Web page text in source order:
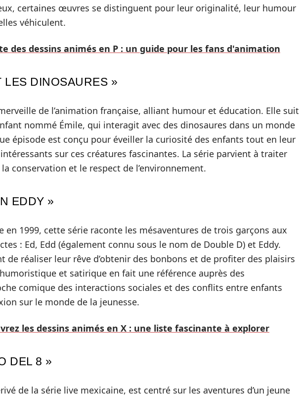
certaines œuvres se distinguent pour leur originalité, leur humour
véhiculent.
des dessins animés en P : un guide pour les fans d'animation
LES DINOSAURES »
de l’animation française, alliant humour et éducation. Elle suit
nommé Émile, qui interagit avec des dinosaures dans un monde
épisode est conçu pour éveiller la curiosité des enfants tout en leur
sur ces créatures fascinantes. La série parvient à traiter
conservation et le respect de l’environnement.
EDDY »
1999, cette série raconte les mésaventures de trois garçons aux
: Ed, Edd (également connu sous le nom de Double D) et Eddy.
de réaliser leur rêve d’obtenir des bonbons et de profiter des plaisirs
humoristique et satirique en fait une référence auprès des
comique des interactions sociales et des conflits entre enfants
sur le monde de la jeunesse.
les dessins animés en X : une liste fascinante à explorer
DEL 8 »
de la série live mexicaine, est centré sur les aventures d’un jeune